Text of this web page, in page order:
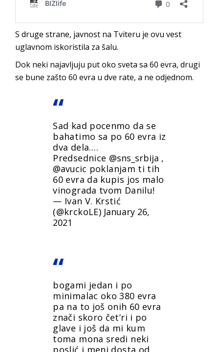
S druge strane, javnost na Tviteru je ovu vest
uglavnom iskoristila za šalu.
Dok neki najavljuju put oko sveta sa 60 evra, drugi
se bune zašto 60 evra u dve rate, a ne odjednom.
Sad kad pocenmo da se
bahatimo sa po 60 evra iz
dva dela….
Predsednice @sns_srbija ,
@avucic poklanjam ti tih
60 evra da kupis jos malo
vinograda tvom Danilu!
— Ivan V. Krstić
(@krckoLE) January 26,
2021
bogami jedan i po
minimalac oko 380 evra
pa na to još onih 60 evra
znači skoro čet’ri i po
glave i još da mi kum
toma mona sredi neki